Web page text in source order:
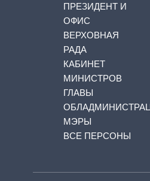
ПРЕЗИДЕНТ И
ОФИС
ВЕРХОВНАЯ
РАДА
КАБИНЕТ
МИНИСТРОВ
ГЛАВЫ
МЭРЫ
ВСЕ ПЕРСОНЫ